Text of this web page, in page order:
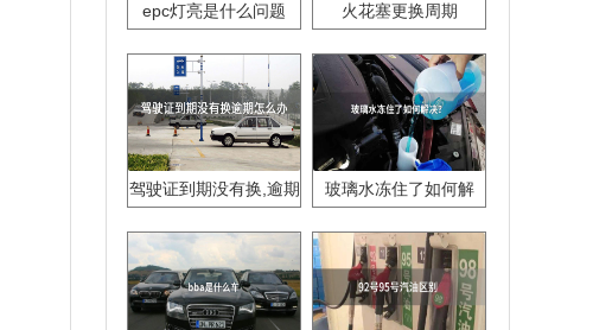
epc灯亮是什么问题 火花塞更换周期
驾驶证到期没有换,逾期
玻璃水冻住了如何解